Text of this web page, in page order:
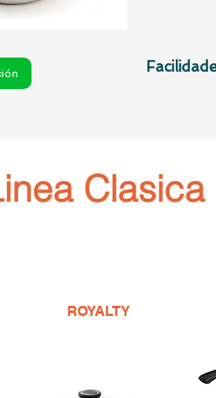
Clasica
ROYALTY